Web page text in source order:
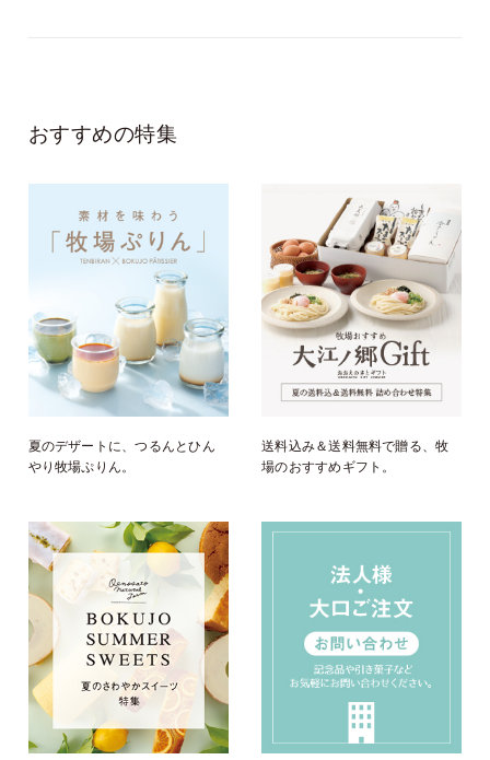
おすすめの特集
夏のデザートに、つるんとひん
やり牧場ぷりん。
送料込み＆送料無料で贈る、牧
場のおすすめギフト。